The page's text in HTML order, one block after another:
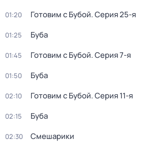
01:20 Готовим с Бубой. Серия 25-я
01:25 Буба
01:45 Готовим с Бубой. Серия 7-я
01:50 Буба
02:10 Готовим с Бубой. Серия 11-я
02:15 Буба
02:30 Смешарики